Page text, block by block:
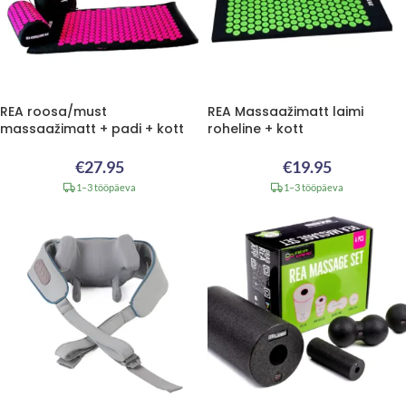
REA roosa/must
massaažimatt + padi + kott
€27.95
1–3 tööpäeva
REA Massaažimatt laimi
roheline + kott
€19.95
1–3 tööpäeva